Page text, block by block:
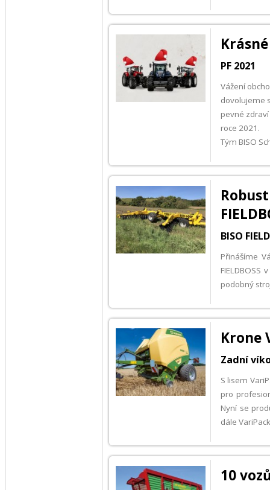
PF 2021
Vážení
dovolujeme
pevné
roce 2021.
Tým BISO
BISO
Přinášíme
podobný
Krone
Zadní
S lisem
pro
Nyní se
dále
10